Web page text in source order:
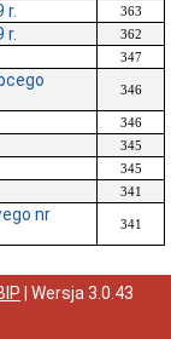
r.
363
r.
362
347
346
346
345
345
341
nr
341
| Wersja 3.0.43